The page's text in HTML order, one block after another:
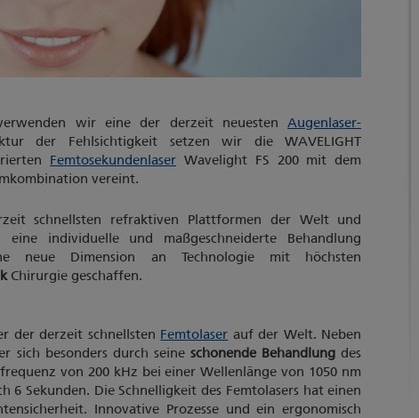
wir eine der derzeit neuestenAugenlaser-
der Fehlsichtigkeit setzen wir die WAVELIGHT
Femtosekundenlaser Wavelight FS 200 mit dem
vereint.
schnellsten refraktiven Plattformen der Welt und
individuelle und maßgeschneiderte Behandlung
neue Dimension an Technologie mit höchsten
Chirurgie geschaffen.
der derzeit schnellsten Femtolaser auf der Welt. Neben
sich besonders durch seineschonende Behandlung des
von 200 kHz bei einer Wellenlänge von 1050 nm
6 Sekunden. Die Schnelligkeit des Femtolasers hat einen
Innovative Prozesse und ein ergonomisch